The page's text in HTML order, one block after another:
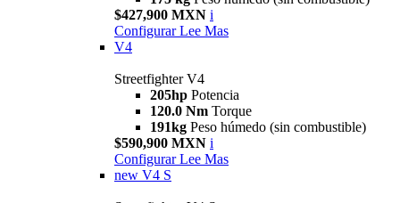
$427,900 MXN i
Configurar Lee Mas
V4
Streetfighter V4
205hp Potencia
120.0 Nm Torque
191kg Peso húmedo (sin combustible)
$590,900 MXN i
Configurar Lee Mas
new V4 S